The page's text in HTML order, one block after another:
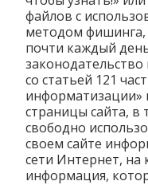
файлов с
методом
почти каждый
законодательство
со статьей 121
информатизации»
страницы сайта, в
свободно
своем сайте
сети Интернет,
информация,